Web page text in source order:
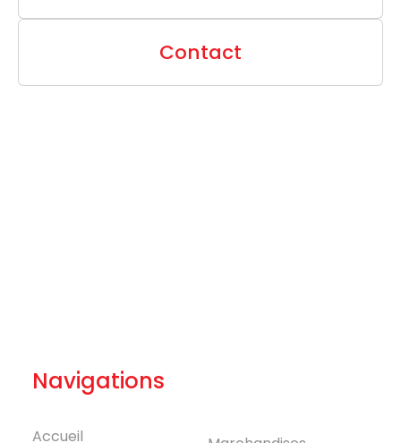
Contact
Navigations
Accueil